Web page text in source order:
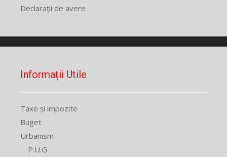
Declarații de avere
Informații Utile
Taxe și impozite
Buget
Urbanism
P.U.G